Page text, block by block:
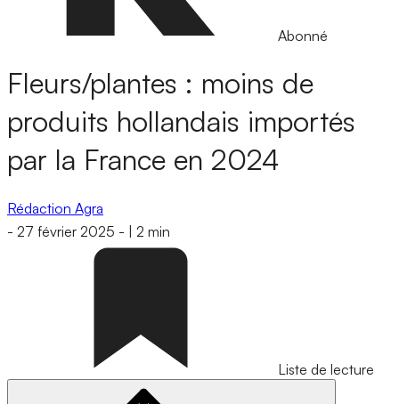
Abonné
Fleurs/plantes : moins de
produits hollandais importés
par la France en 2024
Rédaction Agra
- 27 février 2025 - 2 min
Liste de lecture